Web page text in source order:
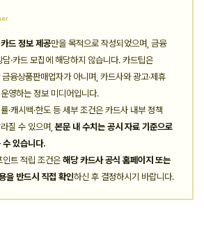
드 정보 제공만을 목적으로 작성되었으며, 금융
담·카드 모집에 해당하지 않습니다. 카드팁은
금융상품판매업자가 아니며, 카드사와 광고·제휴
영하는 정보 미디어입니다.
·캐시백·한도 등 세부 조건은 카드사 내부 정책
질 수 있으며,본문 내 수치는 공시 자료 기준으로
수 있습니다.
인트 적립 조건은해당 카드사 공식 홈페이지 또는
을 반드시 직접 확인하신 후 결정하시기 바랍니다.